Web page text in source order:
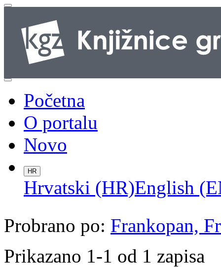
Početna
O portalu
Novo
HR
Hrvatski (HR)English
Probrano po: Frankopan,
Prikazano 1-1 od 1 zapisa